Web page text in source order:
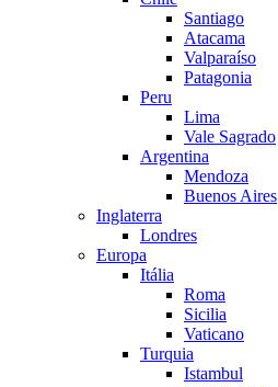
Santiago
Atacama
Valparaíso
Patagonia
Peru
Lima
Vale Sagrado
Argentina
Mendoza
Buenos Aires
Inglaterra
Londres
Europa
Itália
Roma
Sicilia
Vaticano
Turquia
Istambul